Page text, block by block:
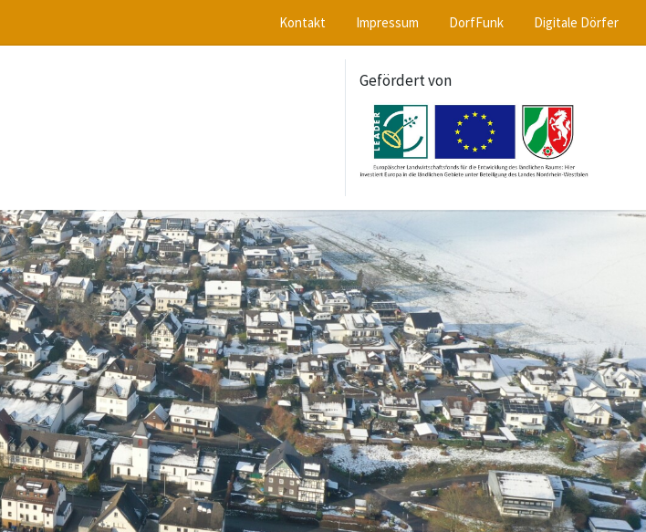
Kontakt Impressum DorfFunk Digitale Dörfer
Gefördert von